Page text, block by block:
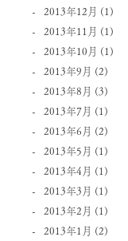
2013年12月 (1)
2013年11月 (1)
2013年10月 (1)
2013年9月 (2)
2013年8月 (3)
2013年7月 (1)
2013年6月 (2)
2013年5月 (1)
2013年4月 (1)
2013年3月 (1)
2013年2月 (1)
2013年1月 (2)